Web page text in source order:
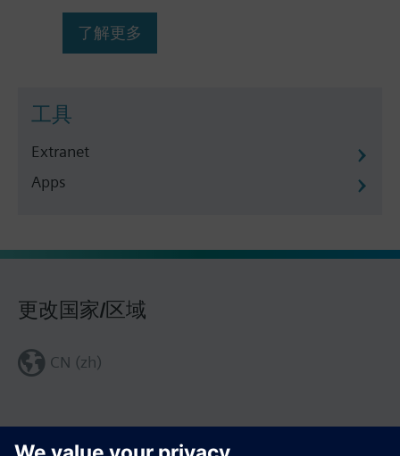
了解更多
工具
Extranet
Apps
更改国家/区域
CN (zh)